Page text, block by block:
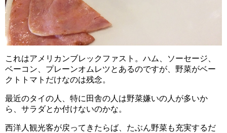
これはアメリカンブレックファスト。ハム、ソーセージ、
ベーコン、プレーンオムレツとあるのですが、野菜がベー
クトトマトだけなのは残念。
最近のタイの人、特に田舎の人は野菜嫌いの人が多いか
ら、サラダとか付けないのかな。
西洋人観光客が戻ってきたらば、たぶん野菜も充実するだ